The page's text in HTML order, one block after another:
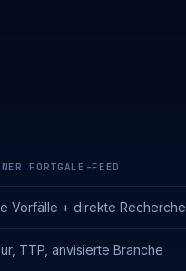
FORTGALE-FEED
Vorfälle + direkte Recherche
TTP, anvisierte Branche